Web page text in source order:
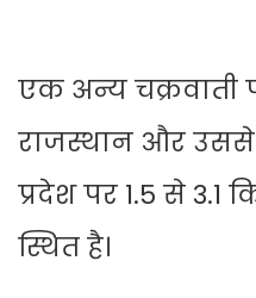
एक अन्य चक्रवाती
राजस्थान और उससे
प्रदेश पर 1.5 से 3.1
स्थित है।